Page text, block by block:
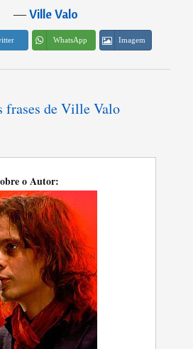
―Ville Valo
WhatsApp Imagem
frases de Ville Valo
o Autor: